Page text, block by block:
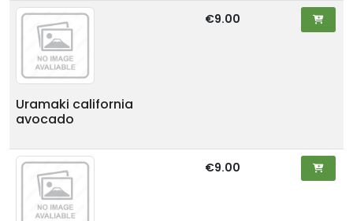
Uramaki california
avocado
€9.00
€9.00